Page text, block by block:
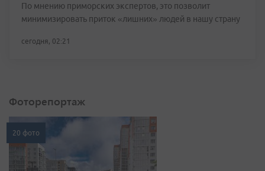
По мнению приморских экспертов, это позволит
минимизировать приток «лишних» людей в нашу страну
сегодня, 02:21
Фоторепортаж
20 фото